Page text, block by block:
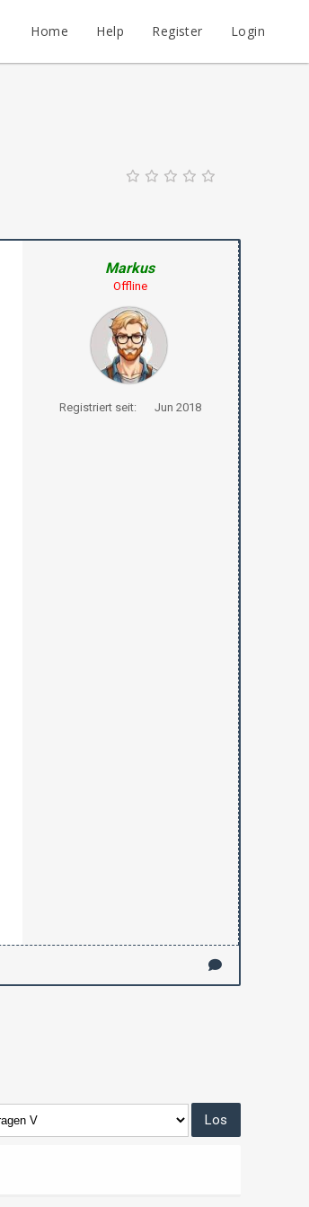
Home Help Register Login
Markus
Offline
Registriert seit: Jun 2018